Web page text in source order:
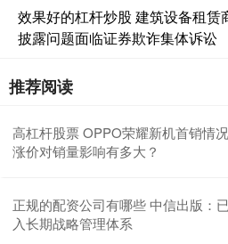
效果好的杠杆炒股 建筑设备租
披露问题面临证券欺诈集体诉讼
推荐阅读
高杠杆股票 OPPO荣耀新机首销情
涨价对销量影响有多大？
正规的配资公司有哪些 中信出版：
入长期战略管理体系